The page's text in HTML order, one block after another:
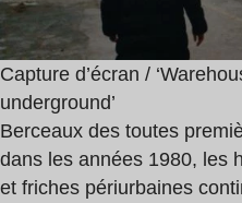
Capture d’écran /
underground’
Berceaux des toutes
dans les années 1980, les
et friches périurbaines